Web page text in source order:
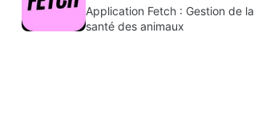
Application Fetch : Gestion de la
santé des animaux